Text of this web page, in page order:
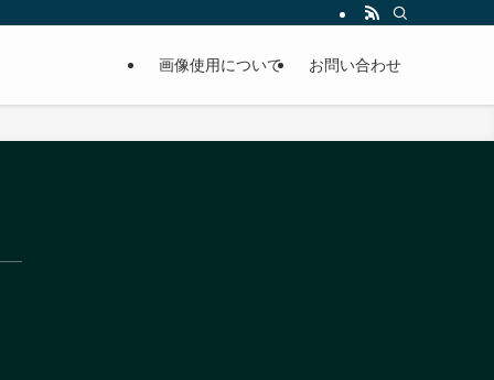
画像使用について お問い合わせ